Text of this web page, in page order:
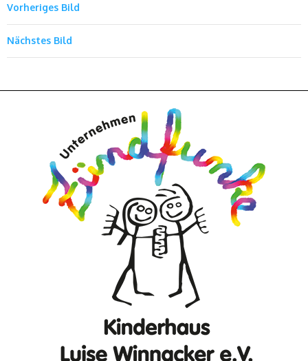
Vorheriges Bild
Nächstes Bild